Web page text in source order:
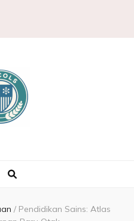
/ Pendidikan Sains: Atlas